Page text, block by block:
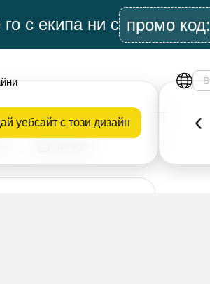
с екипа ни с промо код:
уебсайт с този дизайн